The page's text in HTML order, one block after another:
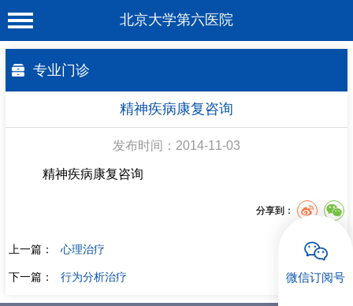
北京大学第六医院
医院概况
科室介绍
专业门诊
精神疾病康复咨询
发布时间：2014-11-03
精神疾病康复咨询
分享到：
上一篇： 心理治疗
下一篇： 行为分析治疗 微信订阅号